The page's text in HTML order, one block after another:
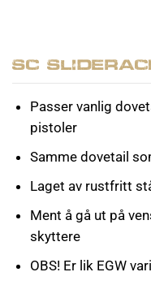
SC
Passer vanlig
pistoler
Samme dovetail
Laget av rustfritt
Ment å gå ut på
skyttere
OBS! Er lik EGW